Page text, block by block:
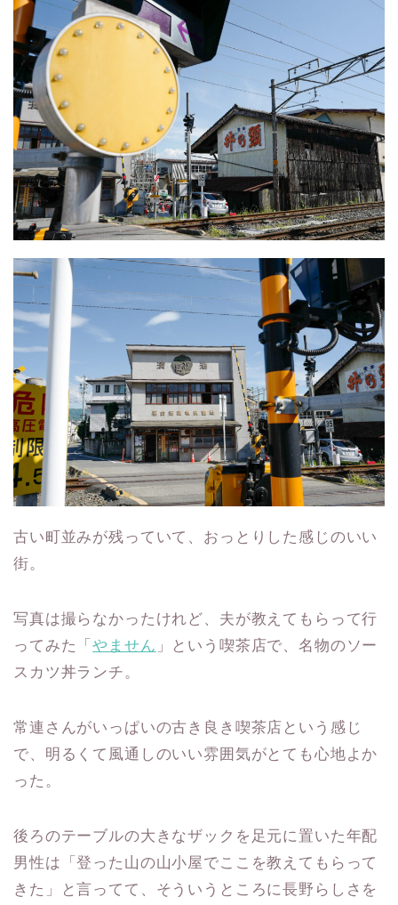
古い町並みが残っていて、おっとりした感じのいい
街。
写真は撮らなかったけれど、夫が教えてもらって行
ってみた「やません 」という喫茶店で、名物のソー
スカツ丼ランチ。
常連さんがいっぱいの古き良き喫茶店という感じ
で、明るくて風通しのいい雰囲気がとても心地よか
った。
後ろのテーブルの大きなザックを足元に置いた年配
男性は「登った山の山小屋でここを教えてもらって
きた」と言ってて、そういうところに長野らしさを